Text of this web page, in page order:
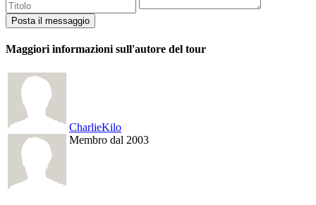
Maggiori informazioni sull'autore del tour
CharlieKilo
Membro dal 2003